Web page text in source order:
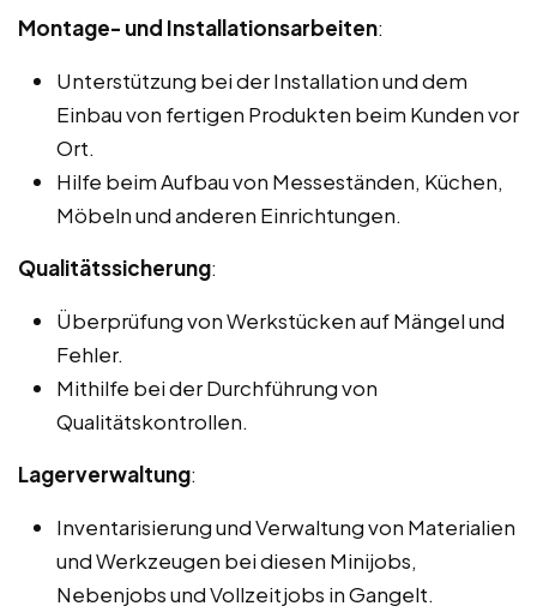
Montage- und Installationsarbeiten:
Unterstützung bei der Installation und dem
Einbau von fertigen Produkten beim Kunden vor
Ort.
Hilfe beim Aufbau von Messeständen, Küchen,
Möbeln und anderen Einrichtungen.
Qualitätssicherung:
Überprüfung von Werkstücken auf Mängel und
Fehler.
Mithilfe bei der Durchführung von
Qualitätskontrollen.
Lagerverwaltung:
Inventarisierung und Verwaltung von Materialien
und Werkzeugen bei diesen Minijobs,
Nebenjobs und Vollzeitjobs in Gangelt.